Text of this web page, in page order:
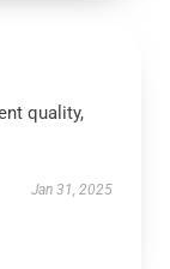
quality,
Jan 31, 2025